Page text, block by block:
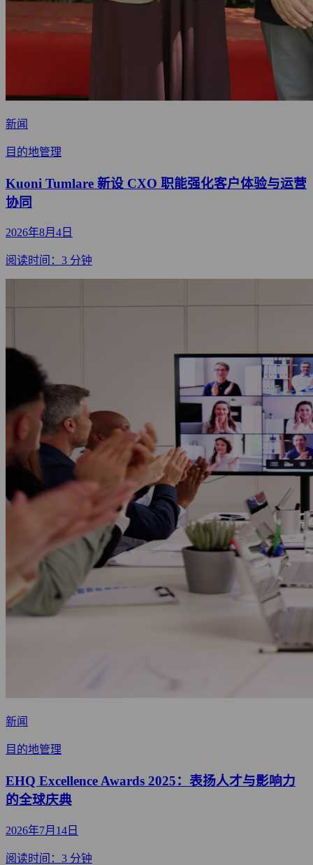
新闻
目的地管理
Kuoni Tumlare 新设 CXO 职能强化客户体验与运营
协同
2026年8月4日
阅读时间：3 分钟
新闻
目的地管理
EHQ Excellence Awards 2025：表扬人才与影响力
的全球庆典
2026年7月14日
阅读时间：3 分钟